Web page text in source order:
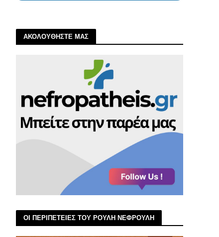
ΑΚΟΛΟΥΘΗΣΤΕ ΜΑΣ
ΟΙ ΠΕΡΙΠΕΤΕΙΕΣ ΤΟΥ ΡΟΥΛΗ ΝΕΦΡΟΥΛΗ